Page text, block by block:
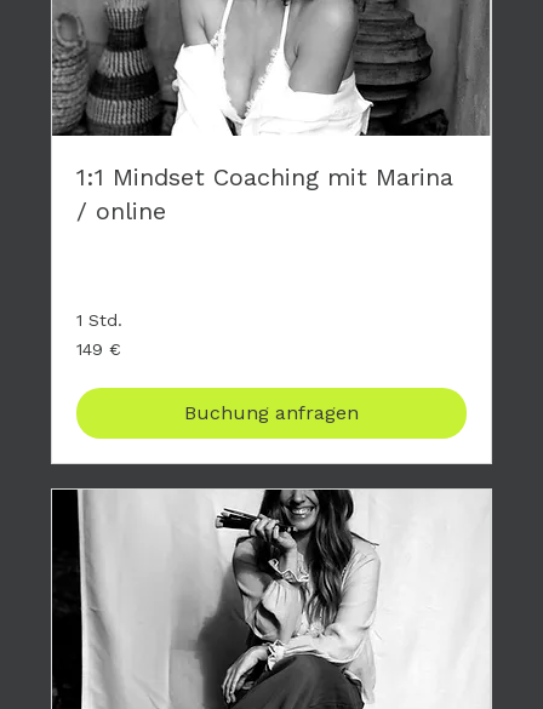
1:1 Mindset Coaching mit Marina
/ online
1 Std.
149
Euro
149 €
Buchung anfragen